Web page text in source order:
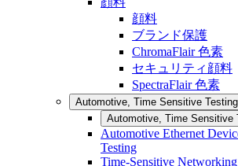
顔料
ブランド保護
ChromaFlair 色素
セキュリティ顔料
SpectraFlair 色素
Automotive, Time Sensitive Testing
Automotive, Time Sensitive
Automotive Ethernet
Testing
Time-Sensitive